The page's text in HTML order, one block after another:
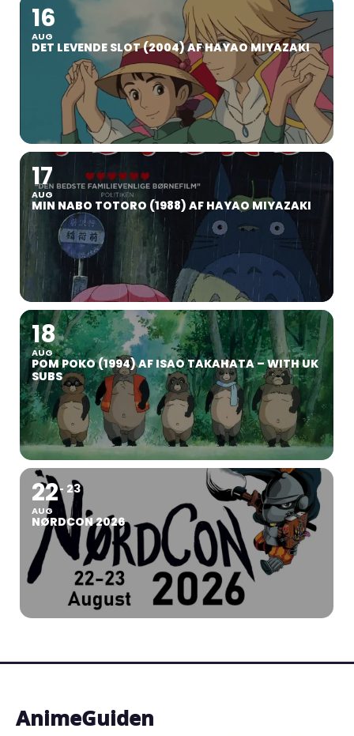
16
AUG
DET LEVENDE SLOT (2004) AF HAYAO MIYAZAKI
17
AUG
MIN NABO TOTORO (1988) AF HAYAO MIYAZAKI
18
AUG
POM POKO (1994) AF ISAO TAKAHATA – WITH UK
SUBS
22
AUG
23
NØRDCON 2026
AnimeGuiden